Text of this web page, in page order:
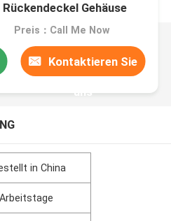
Gehäuse
Preis：Call Me Now
Kontaktieren Sie
uns
in China